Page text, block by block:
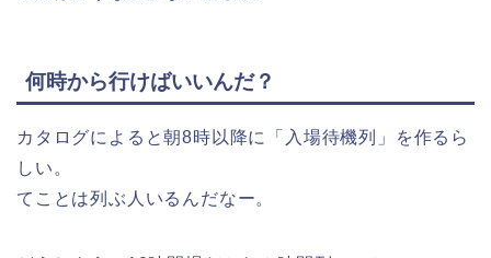
何時から行けばいいんだ？
カタログによると朝8時以降に「入場待機列」を作るら
しい。
てことは列ぶ人いるんだなー。